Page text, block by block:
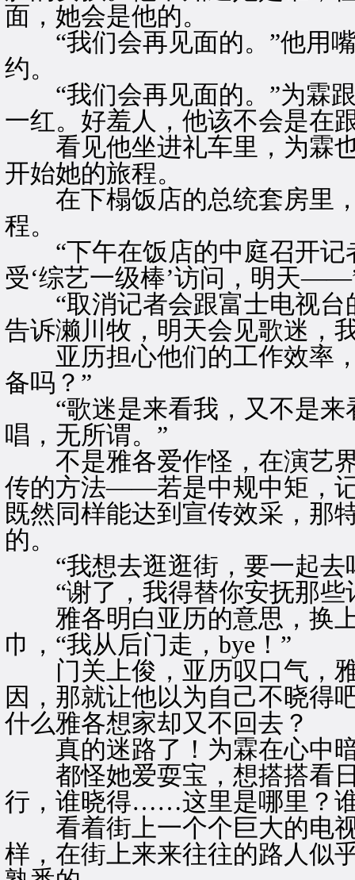
面，她会是他的。
“我们会再见面的。”他用嘴
约。
“我们会再见面的。”为霖跟
一红。好羞人，他该不会是在
看见他坐进礼车里，为霖也
开始她的旅程。
在下榻饭店的总统套房里，
程。
“下午在饭店的中庭召开记
受‘综艺一级棒’访问，明天
“取消记者会跟富士电视台
告诉濑川牧，明天会见歌迷，
亚历担心他们的工作效率，
备吗？”
“歌迷是来看我，又不是来
唱，无所谓。”
不是雅各爱作怪，在演艺界
传的方法——若是中规中矩，
既然同样能达到宣传效采，那
的。
“我想去逛逛街，要一起去
“谢了，我得替你安抚那些
雅各明白亚历的意思，换上
巾，“我从后门走，bye！”
门关上俊，亚历叹口气，雅
因，那就让他以为自己不晓得
什么雅各想家却又不回去？
真的迷路了！为霖在心中
都怪她爱耍宝，想搭搭看日
行，谁晓得……这里是哪里？
看着街上一个个巨大的电视
样，在街上来来往往的路人似